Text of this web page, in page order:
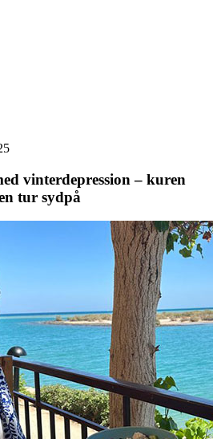
vinterdepression – kuren
tur sydpå